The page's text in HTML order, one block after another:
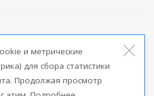
для печати
и метрические
для сбора статистики
Продолжая просмотр